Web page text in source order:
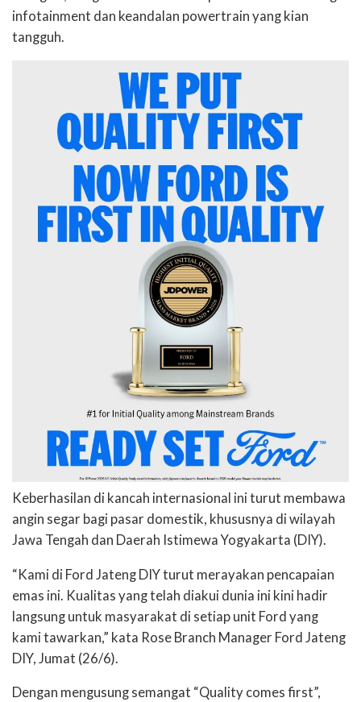
infotainment dan keandalan powertrain yang kian
tangguh.
Keberhasilan di kancah internasional ini turut membawa
angin segar bagi pasar domestik, khususnya di wilayah
Jawa Tengah dan Daerah Istimewa Yogyakarta (DIY).
“Kami di Ford Jateng DIY turut merayakan pencapaian
emas ini. Kualitas yang telah diakui dunia ini kini hadir
langsung untuk masyarakat di setiap unit Ford yang
kami tawarkan,” kata Rose Branch Manager Ford Jateng
DIY, Jumat (26/6).
Dengan mengusung semangat “Quality comes first”,